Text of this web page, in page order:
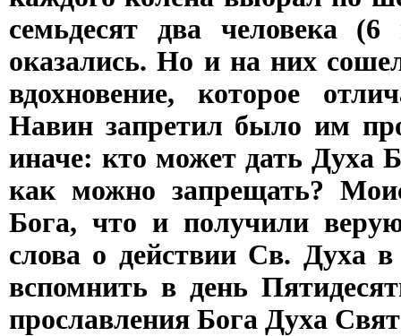
семьдесят два человека
оказались. Но и на них
вдохновение, которое
Навин запретил было им
иначе: кто может дать Духа
как можно запрещать?
Бога, что и получили
слова о действии Св. Духа в
вспомнить в день
прославления Бога Духа